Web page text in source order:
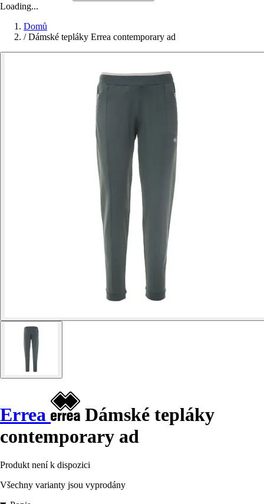
Loading...
Domů
/ Dámské tepláky Errea contemporary ad
Errea
Dámské tepláky
contemporary ad
Produkt není k dispozici
Všechny varianty jsou vyprodány